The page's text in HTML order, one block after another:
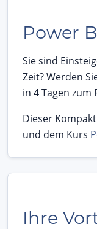
Power
Sie sind
Zeit? Werden
in 4 Tagen zum
Dieser
und dem Kurs
Ihre